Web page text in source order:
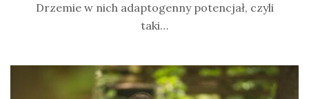
Drzemie w nich adaptogenny potencjał, czyli
taki…